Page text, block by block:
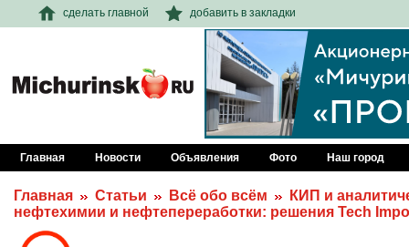
сделать главной добавить в закладки
Главная Новости Объявления Фото Наш город
Главная Статьи Всё обо всём
КИП и
нефтехимии и нефтепереработки: решения Tech